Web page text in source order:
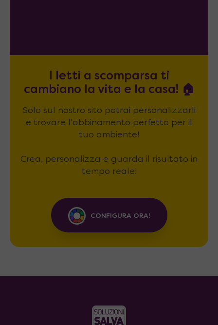
I letti a scomparsa ti
cambiano la vita e la casa! 🏠
Solo sul nostro sito potrai personalizzarli
e trovare l'abbinamento perfetto per il
tuo ambiente!
Crea, personalizza e guarda il risultato in
tempo reale!
CONFIGURA ORA!